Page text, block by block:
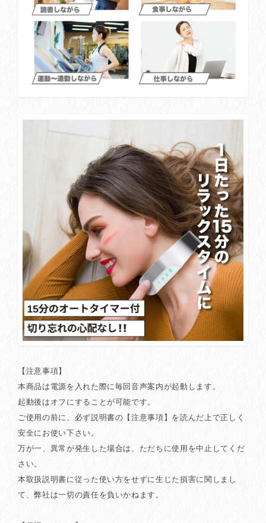
【注意事項】
本商品は電源を入れた際に毎回音声案内が起動します。
起動後はオフにすることが可能です。
ご使用の前に、必ず説明書の【注意事項】を読んだ上で正しく
安全にお使い下さい。
万が一、異常が発生した場合は、ただちに使用を中止してくだ
さい。
本取扱説明書に従った使い方をせずに生じた損害に関しまし
て、弊社は一切の責任を負いかねます。